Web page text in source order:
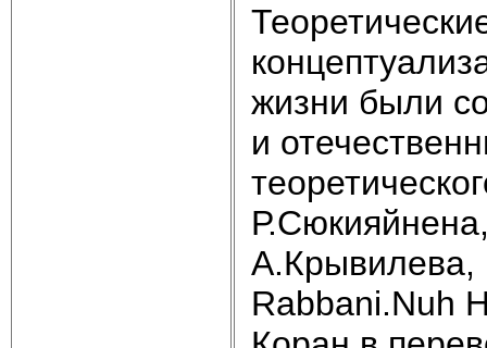
жизни были
и
А.Крывилева,
Rabbani.Nuh